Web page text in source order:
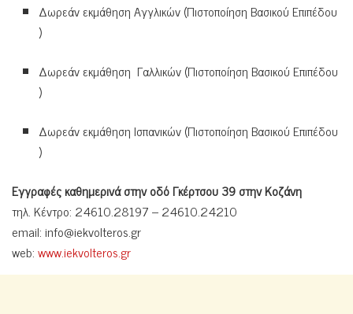
Δωρεάν εκμάθηση Αγγλικών (Πιστοποίηση Βασικού Επιπέδου
)
Δωρεάν εκμάθηση Γαλλικών (Πιστοποίηση Βασικού Επιπέδου
)
Δωρεάν εκμάθηση Ισπανικών (Πιστοποίηση Βασικού Επιπέδου
)
Εγγραφές καθημερινά στην οδό Γκέρτσου 39 στην Κοζάνη
τηλ. Κέντρο: 24610.28197 – 24610.24210
email: info@iekvolteros.gr
web:www.iekvolteros.gr